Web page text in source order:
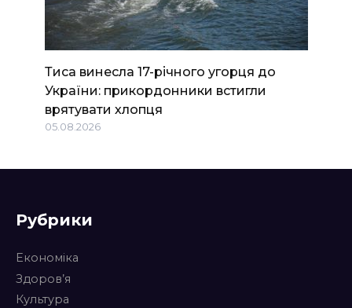
Тиса винесла 17-річного угорця до
України: прикордонники встигли
врятувати хлопця
05.08.2026
Рубрики
Економіка
Здоров’я
Культура